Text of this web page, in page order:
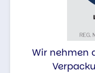
Wir nehmen